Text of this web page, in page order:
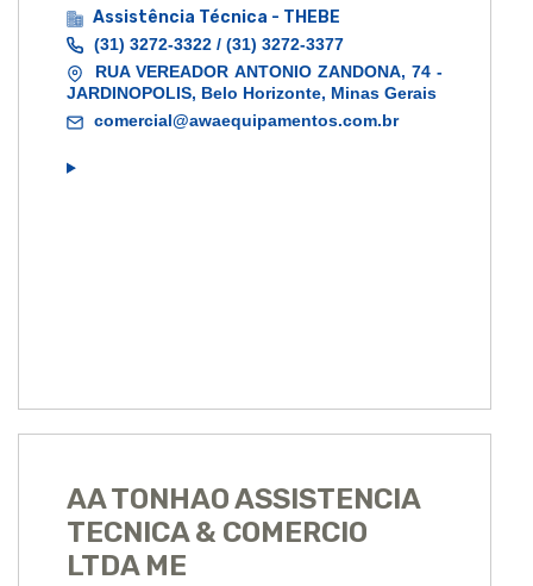
Assistência Técnica - THEBE
(31) 3272-3322 / (31) 3272-3377
RUA VEREADOR ANTONIO ZANDONA, 74 -
JARDINOPOLIS, Belo Horizonte, Minas Gerais
comercial@awaequipamentos.com.br
AA TONHAO ASSISTENCIA
TECNICA & COMERCIO
LTDA ME